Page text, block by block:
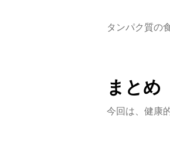
タンパク質の
まとめ
今回は、健康